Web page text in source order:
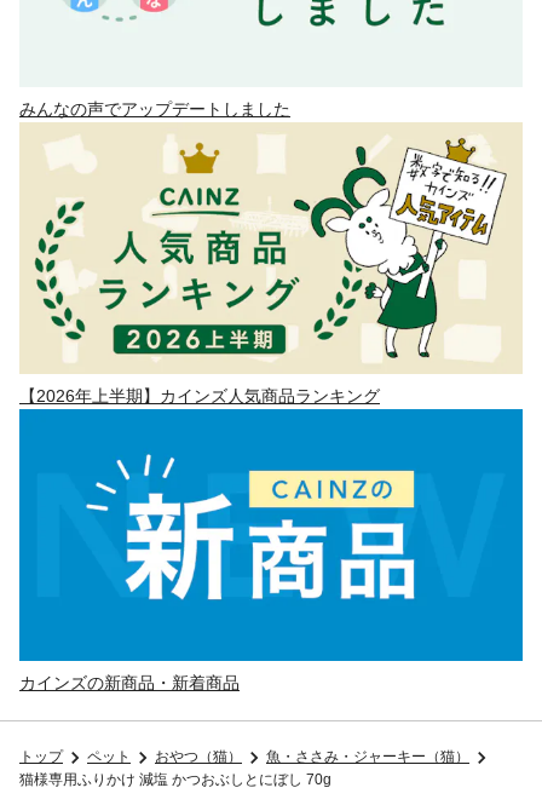
みんなの声でアップデートしました
【2026年上半期】カインズ人気商品ランキング
カインズの新商品・新着商品
トップ ペット おやつ（猫）
魚・ささみ・ジャーキー（猫）
猫様専用ふりかけ 減塩 かつおぶしとにぼし 70g